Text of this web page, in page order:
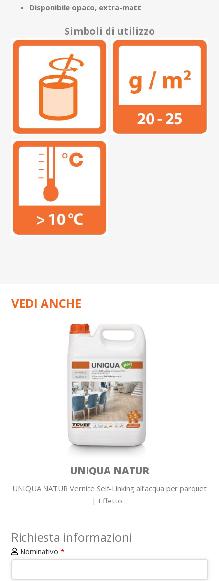
Disponibile opaco, extra-matt
Simboli di utilizzo
VEDI ANCHE
UNIQUA NATUR
UNIQUA NATUR Vernice Self-Linking all’acqua per parquet
| Effetto…
Richiesta informazioni
Nominativo *